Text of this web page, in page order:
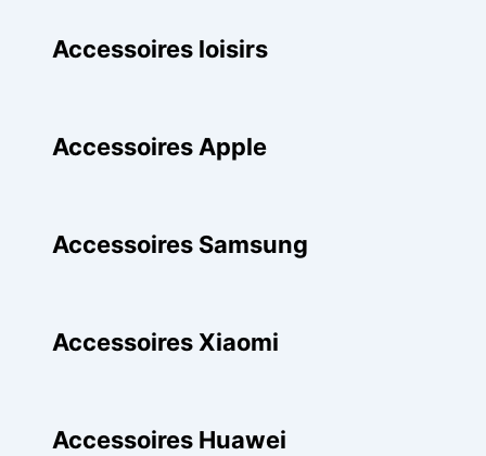
Accessoires loisirs
Accessoires Apple
Accessoires Samsung
Accessoires Xiaomi
Accessoires Huawei